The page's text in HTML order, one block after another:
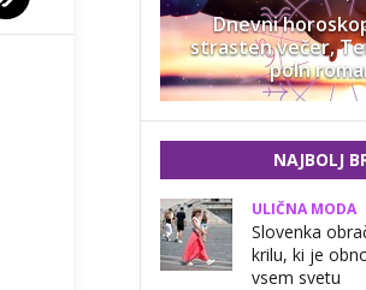
Dnevni
strasten večer,
poln
NAJBOLJ
ULIČNA MODA
Slovenka
krilu, ki je
vsem svetu